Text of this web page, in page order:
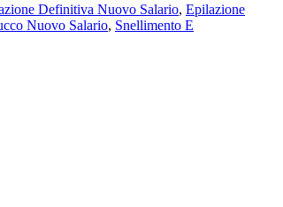
Definitiva Nuovo Salario, Epilazione
Nuovo Salario, Snellimento E